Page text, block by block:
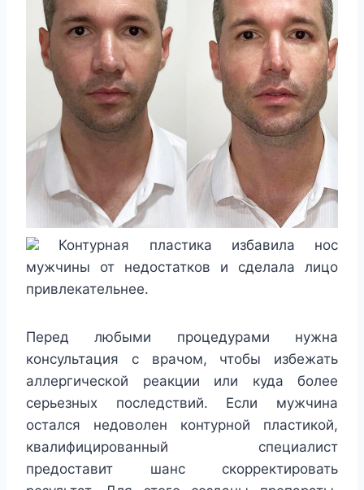
Контурная пластика избавила нос
мужчины от недостатков и сделала лицо
привлекательнее.
Перед любыми процедурами нужна
консультация с врачом, чтобы избежать
аллергической реакции или куда более
серьезных последствий. Если мужчина
остался недоволен контурной пластикой,
квалифицированный специалист
предоставит шанс скорректировать